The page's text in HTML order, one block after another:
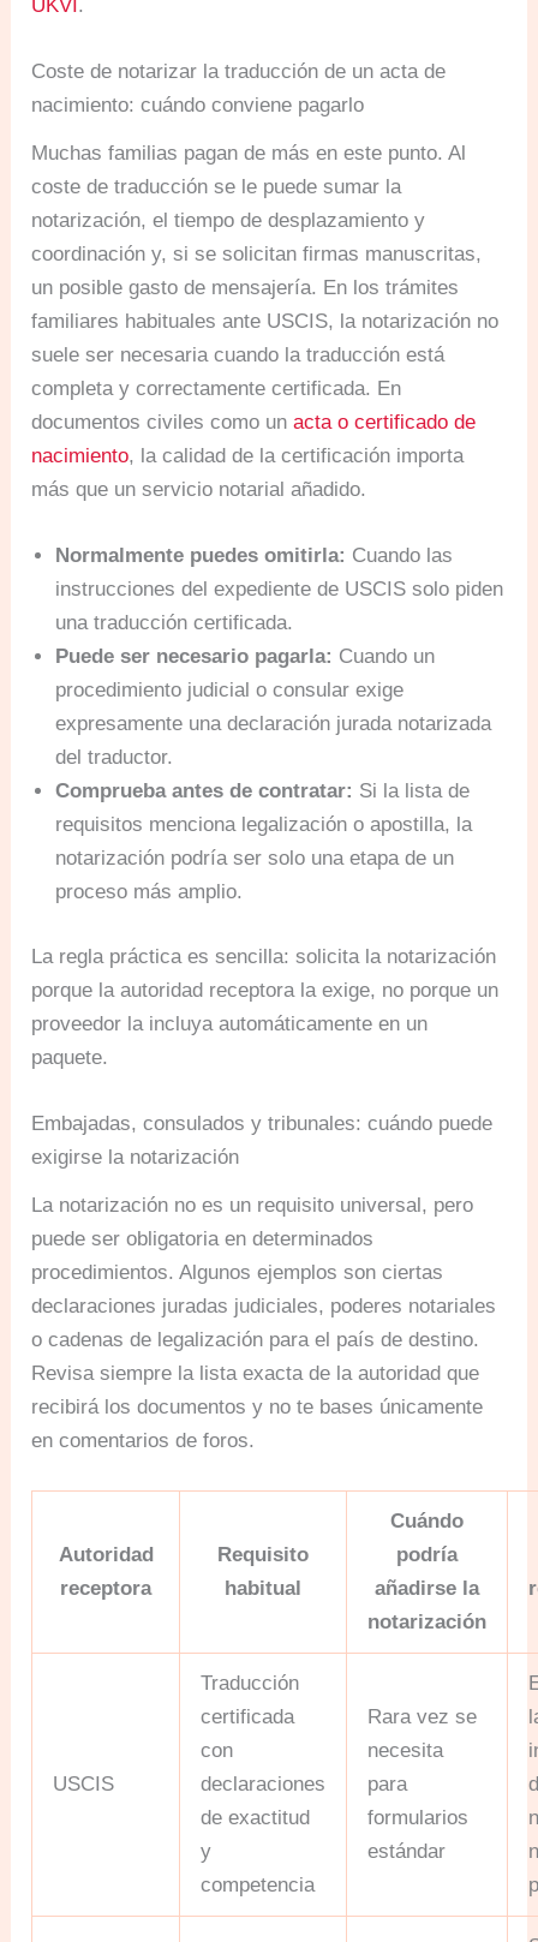
UKVI.
Coste de notarizar la traducción de un acta de
nacimiento: cuándo conviene pagarlo
Muchas familias pagan de más en este punto. Al
coste de traducción se le puede sumar la
notarización, el tiempo de desplazamiento y
coordinación y, si se solicitan firmas manuscritas,
un posible gasto de mensajería. En los trámites
familiares habituales ante USCIS, la notarización no
suele ser necesaria cuando la traducción está
completa y correctamente certificada. En
documentos civiles como unacta o certificado de
nacimiento, la calidad de la certificación importa
más que un servicio notarial añadido.
Normalmente puedes omitirla: Cuando las
instrucciones del expediente de USCIS solo piden
una traducción certificada.
Puede ser necesario pagarla: Cuando un
procedimiento judicial o consular exige
expresamente una declaración jurada notarizada
del traductor.
Comprueba antes de contratar: Si la lista de
requisitos menciona legalización o apostilla, la
notarización podría ser solo una etapa de un
proceso más amplio.
La regla práctica es sencilla: solicita la notarización
porque la autoridad receptora la exige, no porque un
proveedor la incluya automáticamente en un
paquete.
Embajadas, consulados y tribunales: cuándo puede
exigirse la notarización
La notarización no es un requisito universal, pero
puede ser obligatoria en determinados
procedimientos. Algunos ejemplos son ciertas
declaraciones juradas judiciales, poderes notariales
o cadenas de legalización para el país de destino.
Revisa siempre la lista exacta de la autoridad que
recibirá los documentos y no te bases únicamente
en comentarios de foros.
Autoridad
receptora
Requisito
habitual
Cuándo
podría
añadirse la
notarización
USCIS
Traducción
certificada
con
declaraciones
de exactitud
y
competencia
Rara vez se
necesita
para
formularios
estándar